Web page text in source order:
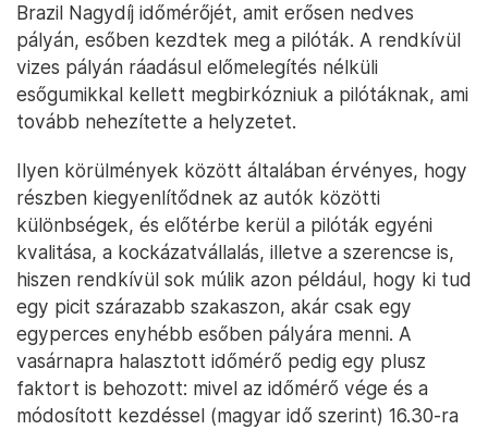
Brazil Nagydíj időmérőjét, amit erősen nedves
pályán, esőben kezdtek meg a pilóták. A rendkívül
vizes pályán ráadásul előmelegítés nélküli
esőgumikkal kellett megbirkózniuk a pilótáknak, ami
tovább nehezítette a helyzetet.
Ilyen körülmények között általában érvényes, hogy
részben kiegyenlítődnek az autók közötti
különbségek, és előtérbe kerül a pilóták egyéni
kvalitása, a kockázatvállalás, illetve a szerencse is,
hiszen rendkívül sok múlik azon például, hogy ki tud
egy picit szárazabb szakaszon, akár csak egy
egyperces enyhébb esőben pályára menni. A
vasárnapra halasztott időmérő pedig egy plusz
faktort is behozott: mivel az időmérő vége és a
módosított kezdéssel (magyar idő szerint) 16.30-ra